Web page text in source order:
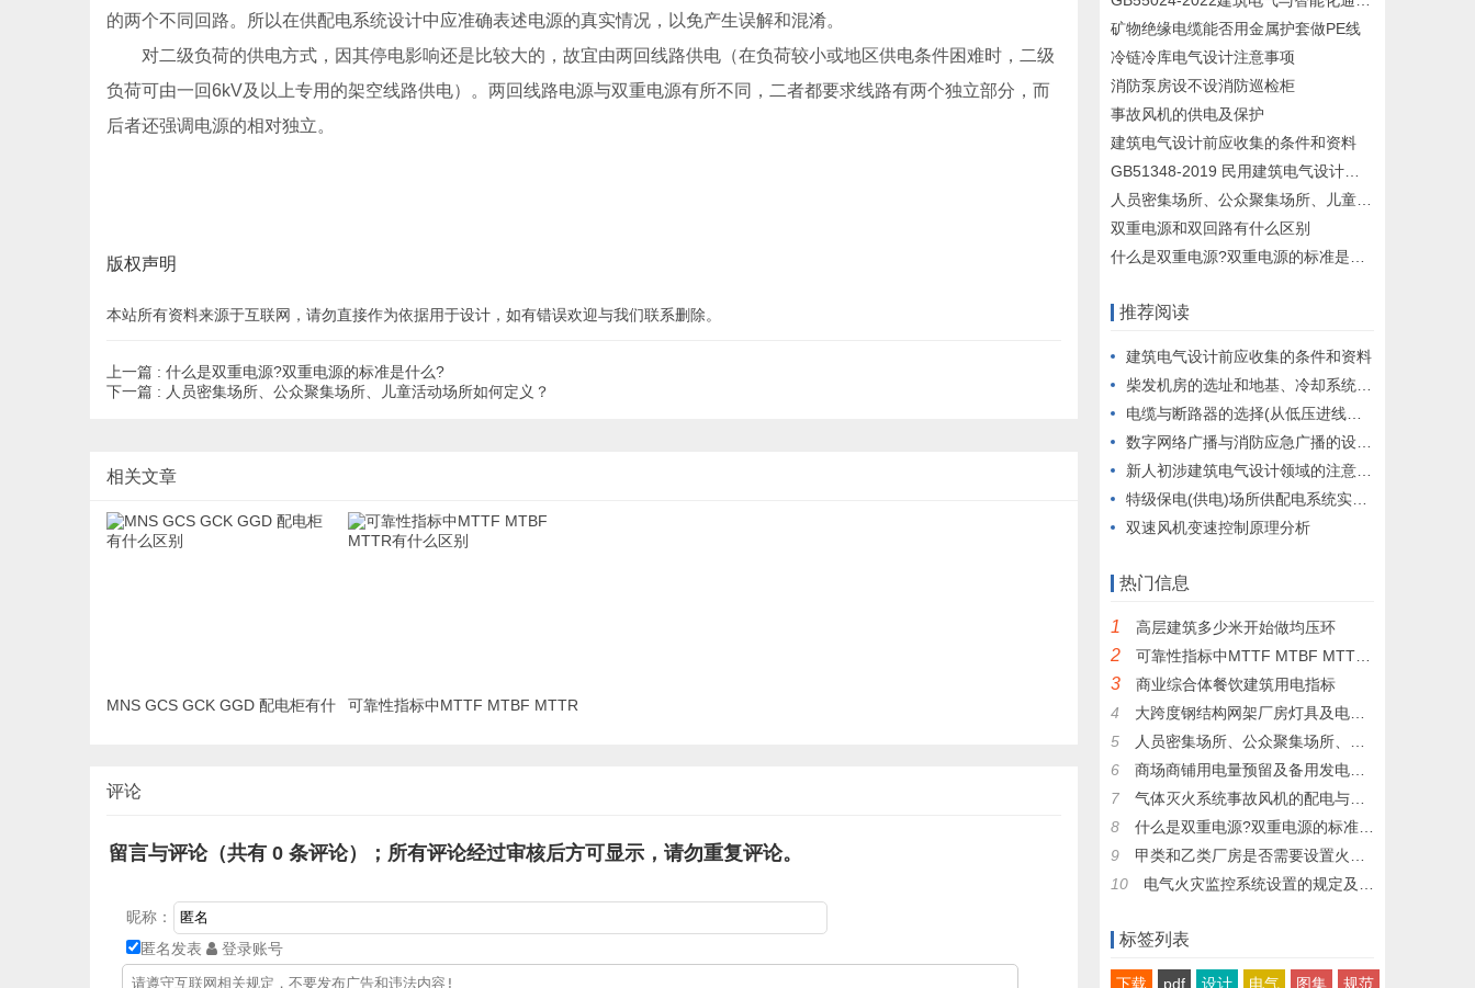
的两个不同回路。所以在供配电系统设计中应准确表述电源的真实情况，以免产生误解和混淆。
对二级负荷的供电方式，因其停电影响还是比较大的，故宜由两回线路供电（在负荷较小或地区供电条件困难时，二级
负荷可由一回6kV及以上专用的架空线路供电）。两回线路电源与双重电源有所不同，二者都要求线路有两个独立部分，而
后者还强调电源的相对独立。
版权声明
本站所有资料来源于互联网，请勿直接作为依据用于设计，如有错误欢迎与我们联系删除。
上一篇 : 什么是双重电源?双重电源的标准是什么?
下一篇 : 人员密集场所、公众聚集场所、儿童活动场所如何定义？
相关文章
MNS GCS GCK GGD 配电柜有什
可靠性指标中MTTF MTBF MTTR
评论
留言与评论（共有 0 条评论）；所有评论经过审核后方可显示，请勿重复评论。
昵称：
匿名发表
登录账号
矿物绝缘电缆能否用金属护套做PE线
冷链冷库电气设计注意事项
消防泵房设不设消防巡检柜
事故风机的供电及保护
建筑电气设计前应收集的条件和资料
双重电源和双回路有什么区别
推荐阅读
建筑电气设计前应收集的条件和资料
柴发机房的选址和地基、冷却系统、进排风系统、排烟系统、燃油系统设计
电缆与断路器的选择(从低压进线总配电箱系统图发现的设计问题)
数字网络广播与消防应急广播的设计对接
新人初涉建筑电气设计领域的注意事项
特级保电(供电)场所供配电系统实施案例
双速风机变速控制原理分析
热门信息
1 高层建筑多少米开始做均压环
2 可靠性指标中MTTF MTBF MTTR有什么区别
3
商业综合体餐饮建筑用电指标
4
大跨度钢结构网架厂房灯具及电气设备安装方法
5
人员密集场所、公众聚集场所、儿童活动场所如何定义？
6
商场商铺用电量预留及备用发电机电源容量的确定
7
气体灭火系统事故风机的配电与控制
8
什么是双重电源?双重电源的标准是什么?
9
甲类和乙类厂房是否需要设置火灾自动报警系统
10
电气火灾监控系统设置的规定及安装方法
标签列表
下载 pdf 设计 电气 图集 规范